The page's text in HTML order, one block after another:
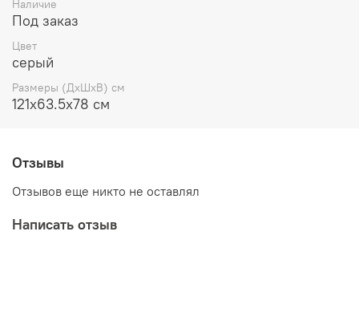
Наличие
Под заказ
Цвет
серый
Размеры (ДхШхВ) см
121х63.5х78 см
Отзывы
Отзывов еще никто не оставлял
Написать отзыв